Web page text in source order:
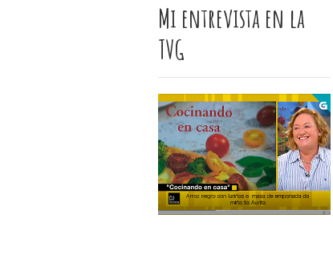
Mi entrevista en la
TVG